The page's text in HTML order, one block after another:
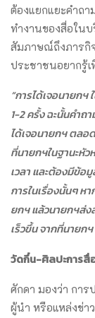
ต้องแยกแยะคำถ
ทำงานของสื่อใน
สัมภาษณ์ถึงภารกิ
ประชาชนอยากรู้เ
“การได้เจอนายกฯ
1-2 ครั้ง ฉะนั้นคำถ
ได้เจอนายกฯ ตลอ
ที่นายกฯในฐานะหั
เวลา และต้องมีข้อ
การในเรื่องนั้นๆ ห
ยกฯ แล้วนายกฯส่
เร็วขึ้น จากที่นายก
วัดกึ๋น-ศิลปะการสื่
ศักดา มองว่า การ
ผู้นำ หรือแหล่งข่า